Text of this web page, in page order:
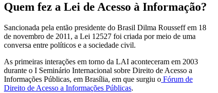
Quem fez a Lei de Acesso à Informação?
Sancionada pela então presidente do Brasil Dilma Rousseff em 18
de novembro de 2011, a Lei 12527 foi criada por meio de uma
conversa entre políticos e a sociedade civil.
As primeiras interações em torno da LAI aconteceram em 2003
durante o I Seminário Internacional sobre Direito de Acesso a
Informações Públicas, em Brasília, em que surgiu o Fórum de
Direito de Acesso a Informações Públicas.